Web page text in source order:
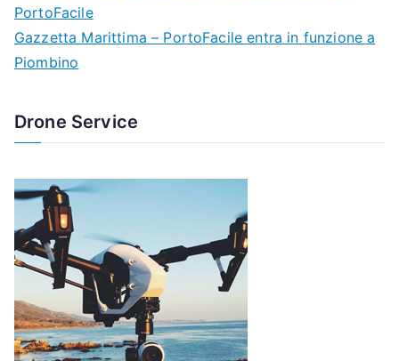
PortoFacile
Gazzetta Marittima – PortoFacile entra in funzione a
Piombino
Drone Service